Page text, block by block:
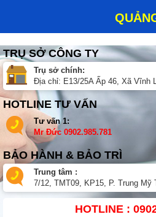
TRỤ SỞ CÔNG TY
Trụ sở chính:
Địa chỉ: E13/25A Ấp 46, Xã Vĩnh
HOTLINE TƯ VẤN
Tư vấn 1:
Mr Đức 0902.985.781
BẢO HÀNH & BẢO TRÌ
Trung tâm :
7/12, TMT09, KP15, P. Trung Mỹ
HOTLINE :